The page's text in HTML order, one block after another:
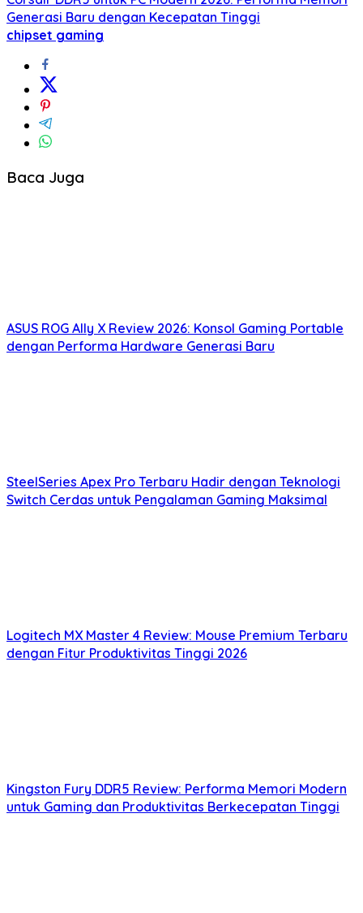
Generasi Baru dengan Kecepatan Tinggi
chipset gaming
Baca Juga
ASUS ROG Ally X Review 2026: Konsol Gaming Portable
dengan Performa Hardware Generasi Baru
SteelSeries Apex Pro Terbaru Hadir dengan Teknologi
Switch Cerdas untuk Pengalaman Gaming Maksimal
Logitech MX Master 4 Review: Mouse Premium Terbaru
dengan Fitur Produktivitas Tinggi 2026
Kingston Fury DDR5 Review: Performa Memori Modern
untuk Gaming dan Produktivitas Berkecepatan Tinggi